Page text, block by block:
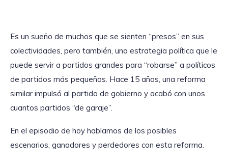
Es un sueño de muchos que se sienten “presos” en sus
colectividades, pero también, una estrategia política que le
puede servir a partidos grandes para “robarse” a políticos
de partidos más pequeños. Hace 15 años, una reforma
similar impulsó al partido de gobierno y acabó con unos
cuantos partidos “de garaje”.
En el episodio de hoy hablamos de los posibles
escenarios, ganadores y perdedores con esta reforma.